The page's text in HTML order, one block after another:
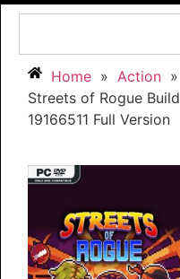
Home » Action »
Streets of Rogue Build
19166511 Full Version